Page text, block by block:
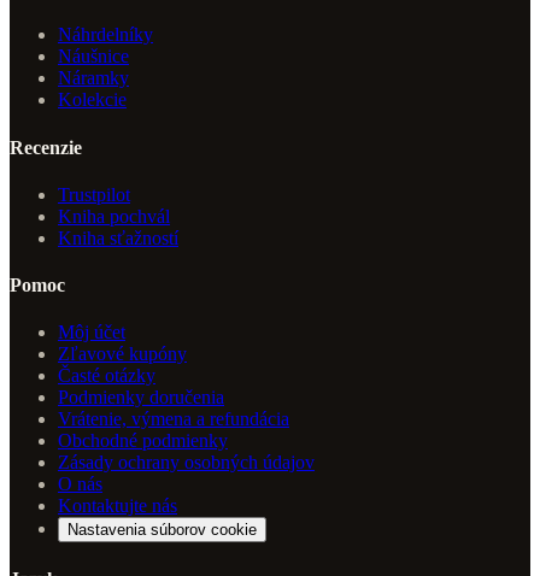
Náhrdelníky
Náušnice
Náramky
Kolekcie
Recenzie
Trustpilot
Kniha pochvál
Kniha sťažností
Pomoc
Môj účet
Zľavové kupóny
Časté otázky
Podmienky doručenia
Vrátenie, výmena a refundácia
Obchodné podmienky
Zásady ochrany osobných údajov
O nás
Kontaktujte nás
Nastavenia súborov cookie